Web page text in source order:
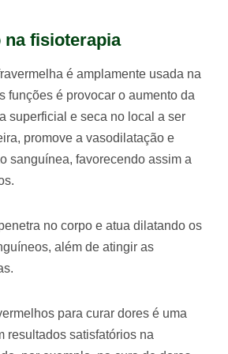
fisioterapia
é amplamente usada na
funções é provocar o aumento da
superficial e seca no local a ser
promove a vasodilatação e
sanguínea, favorecendo assim a
no corpo e atua dilatando os
além de atingir as
para curar dores é uma
resultados satisfatórios na